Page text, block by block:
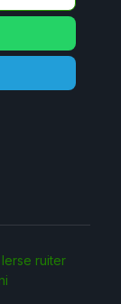
ruiter